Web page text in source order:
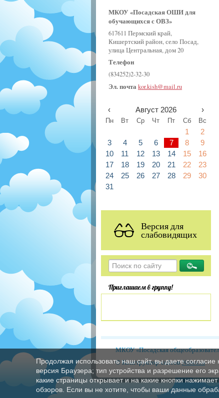
МКОУ «Посадская ОШИ для
обучающихся с ОВЗ»
617611 Пермский край,
Кишертский район, село Посад,
улица Центральная, дом 20
Телефон
(834252)2-32-30
Эл. почта kor.kish@mail.ru
‹ Август 2026 ›
Пн Вт Ср Чт Пт Сб Вс
1
2
3
4 5 6 7 8
9
10
11 12 13 14 15
16
17
18 19 20 21 22
23
24
25 26 27 28 29
30
31
Версия для
слабовидящих
Приглашаем в группу!
МКОУ «Посадская
© Конструктор сайтовNubex.ru
Продолжая использовать наш сайт, вы даете
версия Браузера; тип устройства и разрешение его
какие страницы открывает и на какие кнопки
обзоров. Если вы не хотите, чтобы ваши данные